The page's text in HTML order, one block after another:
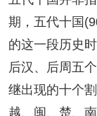
期，五代十国
的这一段历史
后汉、后周五
继出现的十个
越、闽、楚、